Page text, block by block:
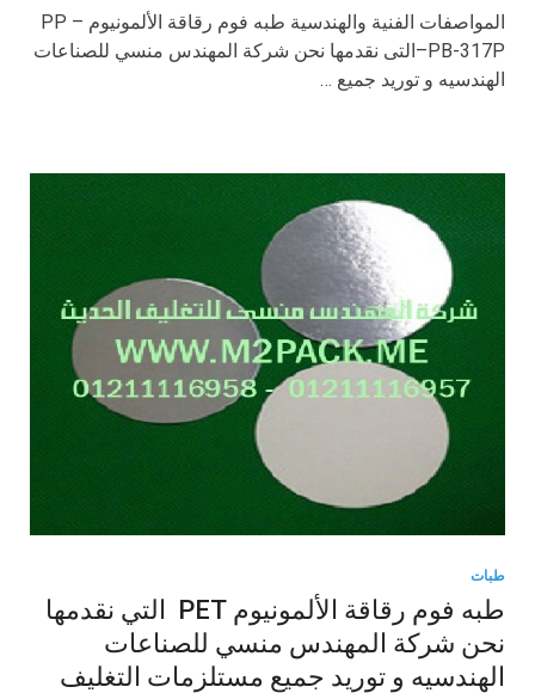
المواصفات الفنية والهندسية طبه فوم رقاقة الألمونيوم PP –
PB-317P–التى نقدمها نحن شركة المهندس منسي للصناعات
الهندسيه و توريد جميع …
طبات
طبه فوم رقاقة الألمونيوم PET التي نقدمها
نحن شركة المهندس منسي للصناعات
الهندسيه و توريد جميع مستلزمات التغليف